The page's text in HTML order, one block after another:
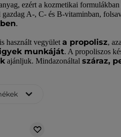
ezért a kozmetikai
A-, C- és B-vitaminban,
.
használt vegyület a propolisz,
munkáját. A propoliszos
ajánljuk. Mindazonáltal száraz,